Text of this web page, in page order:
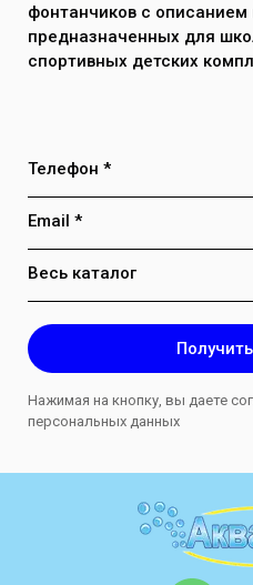
фонтанчиков с описанием
предназначенных для
спортивных детских
Телефон *
Email *
Весь каталог
Нажимая на кнопку, вы даете
персональных данных